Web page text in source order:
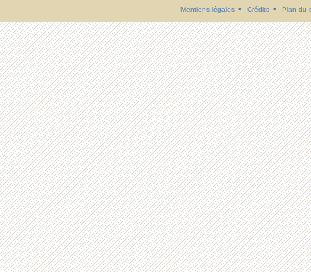
Mentions légales Crédits Plan du